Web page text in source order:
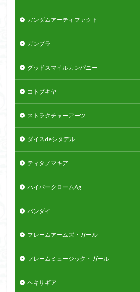
ガンダムアーティファクト
ガンプラ
グッドスマイルカンパニー
コトブキヤ
ストラクチャーアーツ
ダイスdeシタデル
ティタノマキア
ハイパークロームAg
バンダイ
フレームアームズ・ガール
フレームミュージック・ガール
ヘキサギア